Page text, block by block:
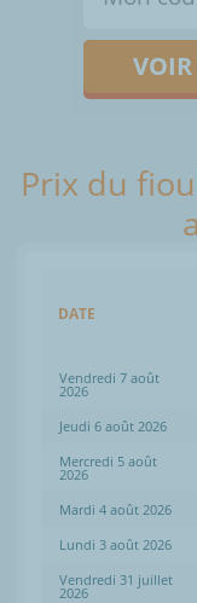
VOIR
Prix du
DATE
Vendredi 7 août
2026
Jeudi 6 août 2026
Mercredi 5 août
2026
Mardi 4 août 2026
Lundi 3 août 2026
Vendredi 31 juillet
2026